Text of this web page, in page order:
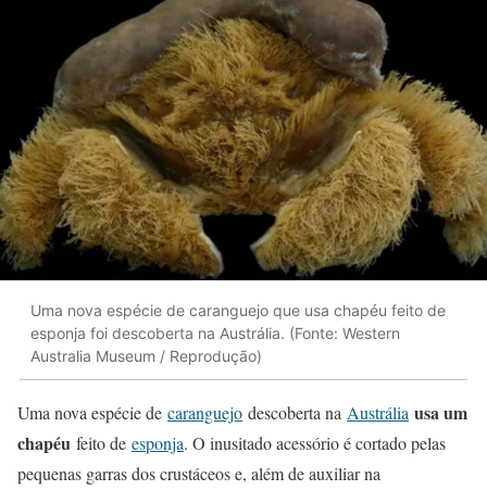
Uma nova espécie de caranguejo que usa chapéu feito de
esponja foi descoberta na Austrália. (Fonte: Western
Australia Museum / Reprodução)
Uma nova espécie de caranguejo descoberta na Austrália usa um
chapéu feito de esponja. O inusitado acessório é cortado pelas
pequenas garras dos crustáceos e, além de auxiliar na